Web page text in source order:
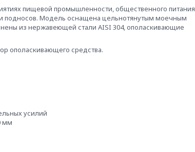
пищевой промышленности, общественного питания
подносов. Модель оснащена цельнотянутым моечным
из нержавеющей стали AISI 304, ополаскивающие
ополаскивающего средства.
усилий
мм